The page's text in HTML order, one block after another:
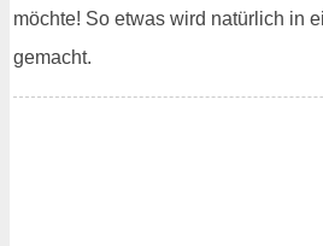
möchte! So etwas wird natürlich in
gemacht.